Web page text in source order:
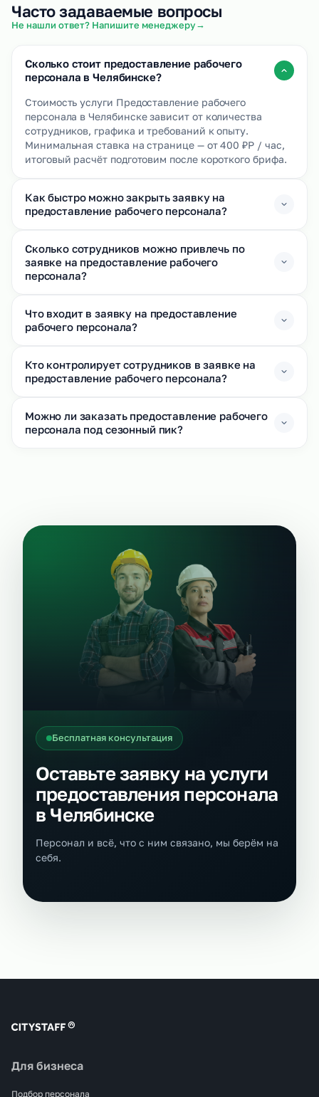
Часто задаваемые вопросы
Не нашли ответ? Напишите менеджеру→
Сколько стоит предоставление рабочего
персонала в Челябинске?
Стоимость услуги Предоставление рабочего
персонала в Челябинске зависит от количества
сотрудников, графика и требований к опыту.
Минимальная ставка на странице — от 400 ₽Р / час,
итоговый расчёт подготовим после короткого брифа.
Как быстро можно закрыть заявку на
предоставление рабочего персонала?
Сколько сотрудников можно привлечь по
заявке на предоставление рабочего
персонала?
Что входит в заявку на предоставление
рабочего персонала?
Кто контролирует сотрудников в заявке на
предоставление рабочего персонала?
Можно ли заказать предоставление рабочего
персонала под сезонный пик?
Бесплатная консультация
Оставьте заявку на услуги
предоставления персонала
в Челябинске
Персонал и всё, что с ним связано, мы берём на
себя.
Для бизнеса
Подбор персонала